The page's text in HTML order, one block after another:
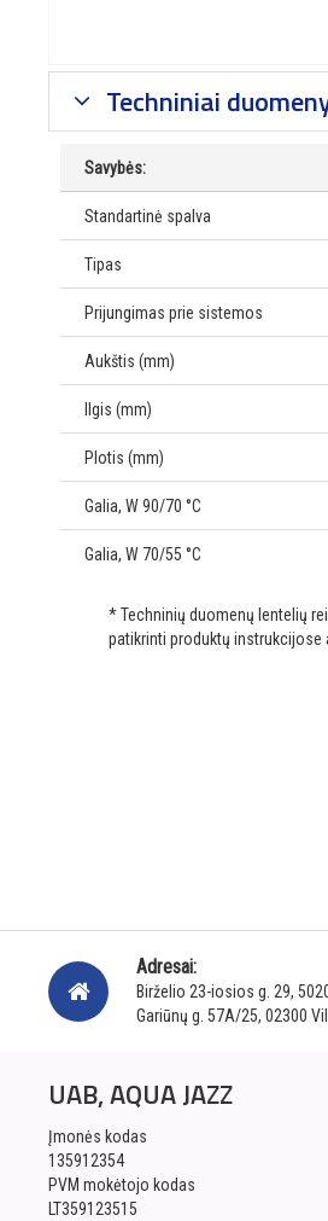
Techniniai
Savybės:
Standartinė spalva
Tipas
Prijungimas prie sistemos
Aukštis (mm)
Ilgis (mm)
Plotis (mm)
Galia, W 90/70 °C
Galia, W 70/55 °C
* Techninių duomenų lentelių
patikrinti produktų
Adresai:
Birželio 23-iosios g. 29,
Gariūnų g. 57A/25, 02300
UAB, AQUA JAZZ
Įmonės kodas
135912354
PVM mokėtojo kodas
LT359123515